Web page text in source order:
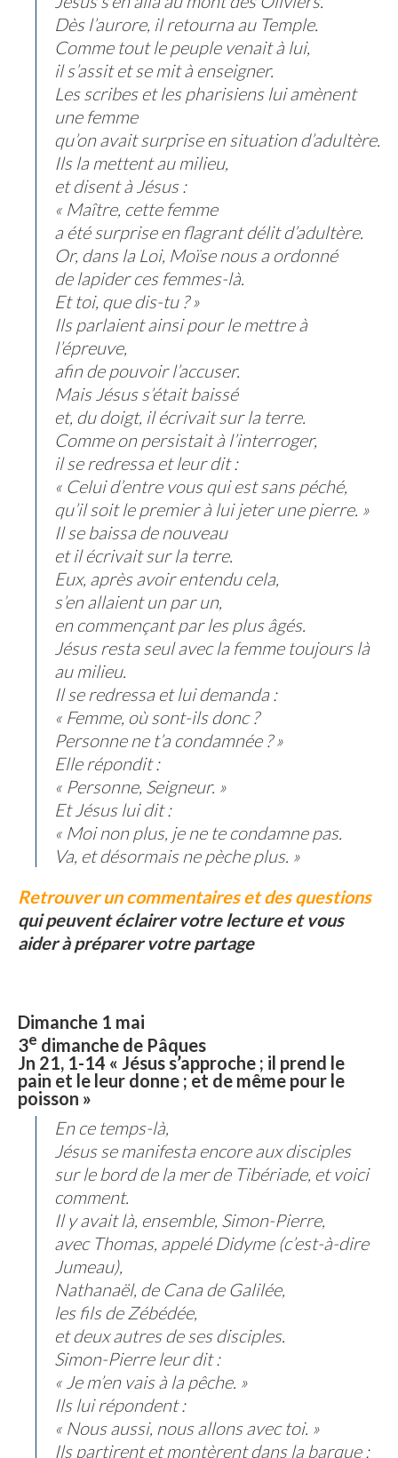
Dès l’aurore, il retourna au Temple.
Comme tout le peuple venait à lui,
il s’assit et se mit à enseigner.
Les scribes et les pharisiens lui amènent
une femme
qu’on avait surprise en situation d’adultère.
Ils la mettent au milieu,
et disent à Jésus :
« Maître, cette femme
a été surprise en flagrant délit d’adultère.
Or, dans la Loi, Moïse nous a ordonné
de lapider ces femmes-là.
Et toi, que dis-tu ? »
Ils parlaient ainsi pour le mettre à
l’épreuve,
afin de pouvoir l’accuser.
Mais Jésus s’était baissé
et, du doigt, il écrivait sur la terre.
Comme on persistait à l’interroger,
il se redressa et leur dit :
« Celui d’entre vous qui est sans péché,
qu’il soit le premier à lui jeter une pierre. »
Il se baissa de nouveau
et il écrivait sur la terre.
Eux, après avoir entendu cela,
s’en allaient un par un,
en commençant par les plus âgés.
Jésus resta seul avec la femme toujours là
au milieu.
Il se redressa et lui demanda :
« Femme, où sont-ils donc ?
Personne ne t’a condamnée ? »
Elle répondit :
« Personne, Seigneur. »
Et Jésus lui dit :
« Moi non plus, je ne te condamne pas.
Va, et désormais ne pèche plus. »
Retrouver un commentaires et des questions
qui peuvent éclairer votre lecture et vous
aider à préparer votre partage
Dimanche 1 mai
3e dimanche de Pâques
Jn 21, 1-14 « Jésus s’approche ; il prend le
pain et le leur donne ; et de même pour le
poisson »
En ce temps-là,
Jésus se manifesta encore aux disciples
sur le bord de la mer de Tibériade, et voici
comment.
Il y avait là, ensemble, Simon-Pierre,
avec Thomas, appelé Didyme (c’est-à-dire
Jumeau),
Nathanaël, de Cana de Galilée,
les fils de Zébédée,
et deux autres de ses disciples.
Simon-Pierre leur dit :
« Je m’en vais à la pêche. »
Ils lui répondent :
« Nous aussi, nous allons avec toi. »
Ils partirent et montèrent dans la barque ;